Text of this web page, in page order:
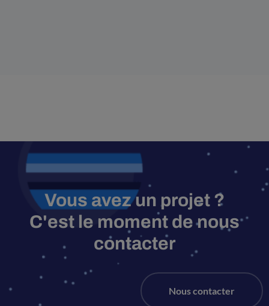
Vous avez un projet ?
C'est le moment de nous
contacter
Nous contacter